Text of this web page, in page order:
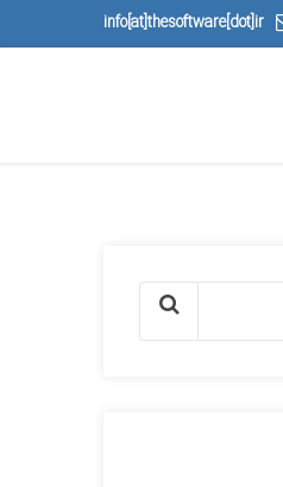
info[at]thesoftware[dot]ir